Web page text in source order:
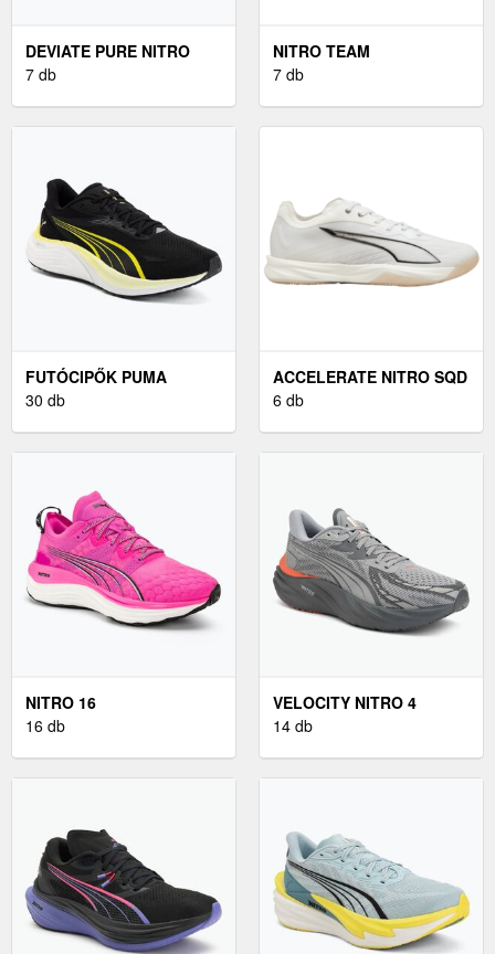
DEVIATE PURE NITRO
7 db
NITRO TEAM
7 db
FUTÓCIPŐK PUMA
ELECTRIFY NITRO
30 db
ACCELERATE NITRO SQD
5
6 db
NITRO 16
16 db
VELOCITY NITRO 4
14 db